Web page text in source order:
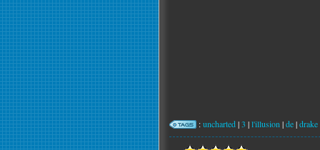
:uncharted|3 |l'illusion |de|drake